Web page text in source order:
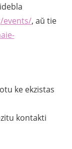
events/, aŭ tie
ke ekzistas
kontakti